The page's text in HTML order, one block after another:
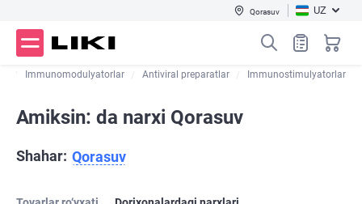
Qorasuv UZ
Immunomodulyatorlar Antiviral preparatlar Immunostimulyatorlar
Amiksin: da narxi Qorasuv
Shahar: Qorasuv